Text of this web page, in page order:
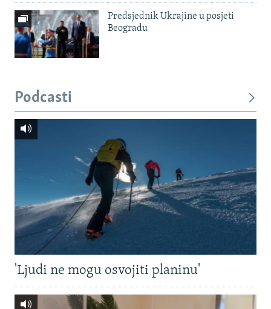
Predsjednik Ukrajine u posjeti
Beogradu
Podcasti
'Ljudi ne mogu osvojiti planinu'